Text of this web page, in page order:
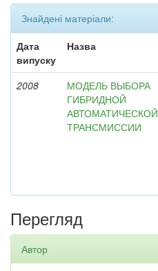
Знайдені матеріали:
Дата
випуску
Назва
2008
МОДЕЛЬ ВЫБОРА
ГИБРИДНОЙ
АВТОМАТИЧЕСКОЙ
ТРАНСМИССИИ
Перегляд
Автор